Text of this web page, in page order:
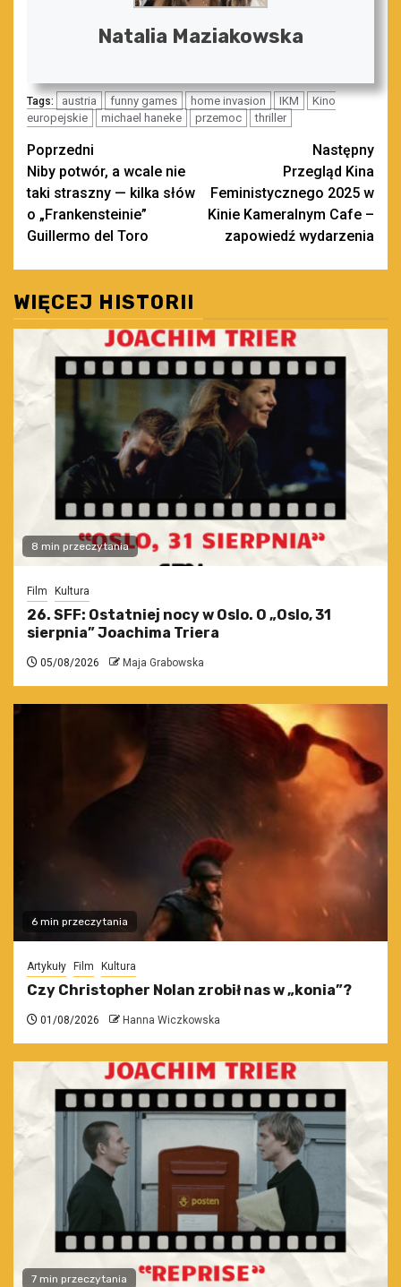
Natalia Maziakowska
Tags: austria funny games home invasion IKM
Kino
europejskie
michael haneke przemoc thriller
Zobacz
wpisy
Poprzedni
Niby potwór, a wcale nie
taki straszny — kilka słów
o „Frankensteinie”
Guillermo del Toro
Następny
Przegląd Kina
Feministycznego 2025 w
Kinie Kameralnym Cafe –
zapowiedź wydarzenia
WIĘCEJ HISTORII
8 min przeczytania
Film Kultura
26. SFF: Ostatniej nocy w Oslo. O „Oslo, 31
sierpnia” Joachima Triera
05/08/2026 Maja Grabowska
6 min przeczytania
Artykuły Film Kultura
Czy Christopher Nolan zrobił nas w „konia”?
01/08/2026 Hanna Wiczkowska
7 min przeczytania